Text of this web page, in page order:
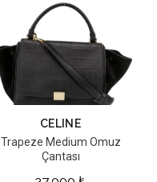
CELINE
Trapeze Medium Omuz
Çantası